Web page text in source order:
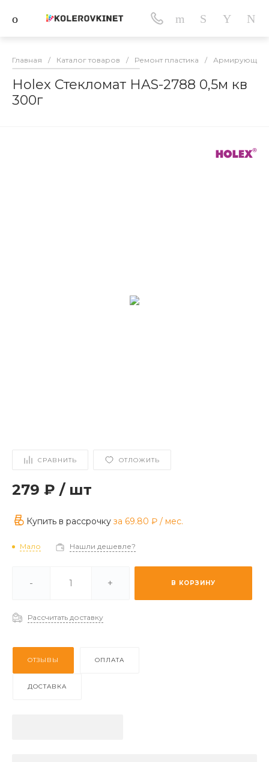
Главная / Каталог товаров / Ремонт пластика / Армирующие
Holex Стекломат HAS-2788 0,5м кв
300г
СРАВНИТЬ ОТЛОЖИТЬ
279 ₽ / шт
Купить в рассрочку за 69.80 ₽ / мес.
Мало Нашли дешевле?
- + В КОРЗИНУ
Рассчитать доставку
ОТЗЫВЫ ОПЛАТА
ДОСТАВКА